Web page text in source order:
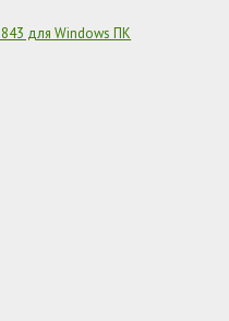
для Windows ПК